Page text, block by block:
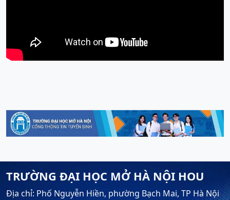
TRƯỜNG ĐẠI HỌC MỞ HÀ NỘI HOU
Địa chỉ: Phố Nguyễn Hiền, phường Bạch Mai, TP Hà Nội